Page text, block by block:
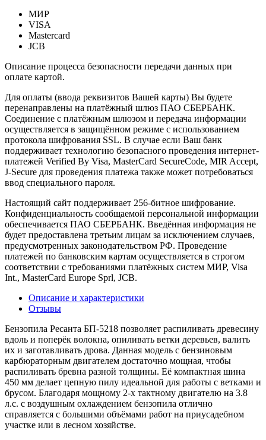
МИР
VISA
Mastercard
JCB
Описание процесса безопасности передачи данных при
оплате картой.
Для оплаты (ввода реквизитов Вашей карты) Вы будете
перенаправлены на платёжный шлюз ПАО СБЕРБАНК.
Соединение с платёжным шлюзом и передача информации
осуществляется в защищённом режиме с использованием
протокола шифрования SSL. В случае если Ваш банк
поддерживает технологию безопасного проведения интернет-
платежей Verified By Visa, MasterCard SecureCode, MIR Accept,
J-Secure для проведения платежа также может потребоваться
ввод специального пароля.
Настоящий сайт поддерживает 256-битное шифрование.
Конфиденциальность сообщаемой персональной информации
обеспечивается ПАО СБЕРБАНК. Введённая информация не
будет предоставлена третьим лицам за исключением случаев,
предусмотренных законодательством РФ. Проведение
платежей по банковским картам осуществляется в строгом
соответствии с требованиями платёжных систем МИР, Visa
Int., MasterCard Europe Sprl, JCB.
Описание и характеристики
Отзывы
Бензопила Ресанта БП-5218 позволяет распиливать древесину
вдоль и поперёк волокна, опиливать ветки деревьев, валить
их и заготавливать дрова. Данная модель с бензиновым
карбюраторным двигателем достаточно мощная, чтобы
распиливать бревна разной толщины. Её компактная шина
450 мм делает цепную пилу идеальной для работы с ветками и
брусом. Благодаря мощному 2-х тактному двигателю на 3.8
л.с. с воздушным охлаждением бензопила отлично
справляется с большими объёмами работ на приусадебном
участке или в лесном хозяйстве.